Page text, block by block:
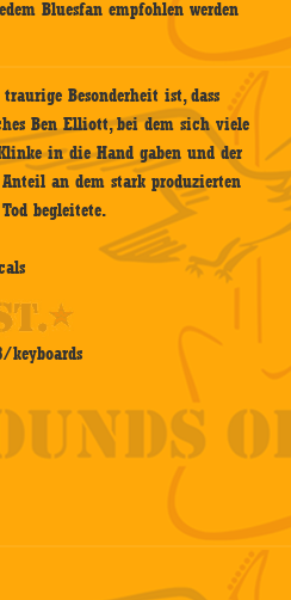
Bluesfan empfohlen werden
Besonderheit ist, dass
Ben Elliott, bei dem sich viele
in die Hand gaben und der
an dem stark produzierten
begleitete.
keyboards